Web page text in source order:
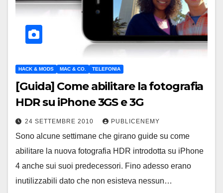
HACK & MODS MAC & CO. TELEFONIA
[Guida] Come abilitare la fotografia
HDR su iPhone 3GS e 3G
24 SETTEMBRE 2010 PUBLICENEMY
Sono alcune settimane che girano guide su come
abilitare la nuova fotografia HDR introdotta su iPhone
4 anche sui suoi predecessori. Fino adesso erano
inutilizzabili dato che non esisteva nessun…